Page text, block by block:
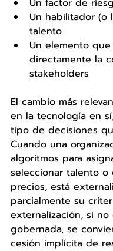
Un factor de
Un habilitador (o
talento
Un elemento
directamente la
stakeholders
El cambio más
en la tecnología en
tipo de decisiones
Cuando una
algoritmos para
seleccionar talento o
precios, está
parcialmente su
externalización, si no
gobernada, se
cesión implícita de